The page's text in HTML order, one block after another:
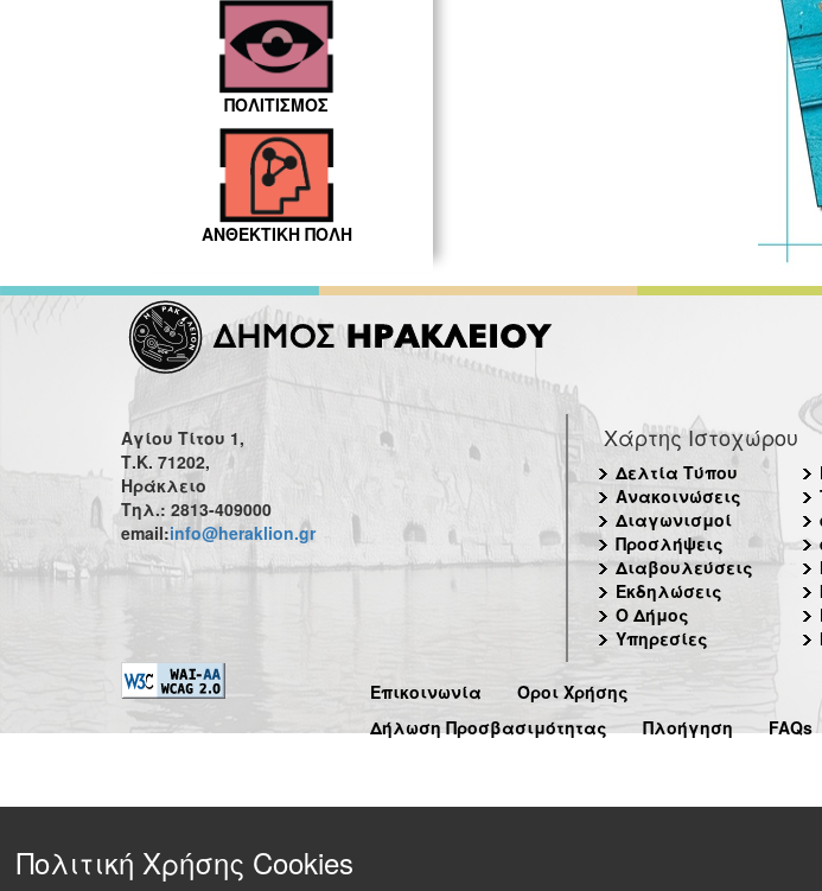
ΠΟΛΙΤΙΣΜΟΣ
ΑΝΘΕΚΤΙΚΗ ΠΟΛΗ
Αγίου Τίτου 1,
Τ.Κ. 71202,
Ηράκλειο
Τηλ.: 2813-409000
email:info@heraklion.gr
Χάρτης Ιστοχώρου
Δελτία Τύπου
Ανακοινώσεις
Διαγωνισμοί
Προσλήψεις
Διαβουλεύσεις
Εκδηλώσεις
Ο Δήμος
Υπηρεσίες
Επικοινωνία
Όροι Χρήσης
Δήλωση Προσβασιμότητας
Πλοήγηση FAQs
Πολιτική Χρήσης Cookies